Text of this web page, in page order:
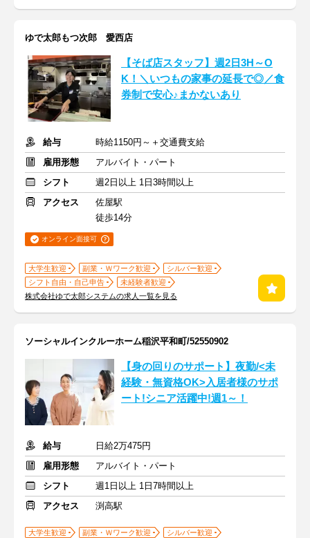
ゆで太郎もつ次郎 愛西店
【そば店スタッフ】週2日3H～O
K！＼いつもの家事の延長で◎／食
券制で安心♪まかないあり
給与
時給1150円～＋交通費支給
雇用形態
アルバイト・パート
シフト
週2日以上 1日3時間以上
アクセス
佐屋駅
徒歩14分
オンライン面接可
大学生歓迎 副業・Ｗワーク歓迎
シルバー歓迎
シフト自由・自己申告
未経験者歓迎
株式会社ゆで太郎システムの求人一覧を見る
ソーシャルインクルーホーム稲沢平和町/52550902
【身の回りのサポート】夜勤/<未
経験・無資格OK>入居者様のサポ
ート!シニア活躍中!週1～！
給与
日給2万475円
雇用形態
アルバイト・パート
シフト
週1日以上 1日7時間以上
アクセス
渕高駅
大学生歓迎 副業・Ｗワーク歓迎
シルバー歓迎